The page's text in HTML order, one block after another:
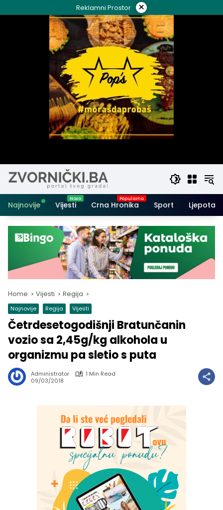
to
Reklamni Prostor ×
Najnovije Vijesti Crna Hronika Sport Ljepota i
Home Vijesti Regija
Najnovije Regija Vijesti
Četrdesetogodišnji Bratunčanin
vozio sa 2,45g/kg alkohola u
organizmu pa sletio s puta
Administrator
1 Min Read
09/03/2018